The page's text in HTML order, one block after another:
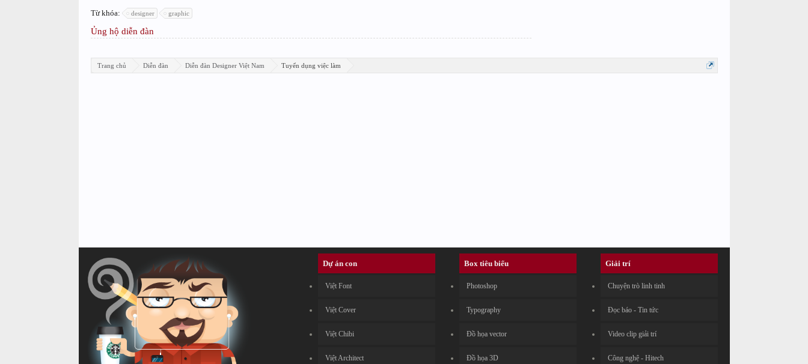
Từ khóa: designer graphic
Ủng hộ diễn đàn
Trang chủ Diễn đàn Diễn đàn Designer Việt Nam Tuyển dụng việc làm
Dự án con
Việt Font
Việt Cover
Việt Chibi
Việt Architect
Box tiêu biểu
Photoshop
Typography
Đồ họa vector
Đồ họa 3D
Giải trí
Chuyện trò linh tinh
Đọc báo - Tin tức
Video clip giải trí
Công nghệ - Hitech